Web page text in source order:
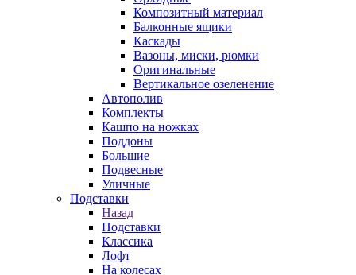
Композитный материал
Балконные ящики
Каскады
Вазоны, миски, рюмки
Оригинальные
Вертикальное озеленение
Автополив
Комплекты
Кашпо на ножках
Поддоны
Большие
Подвесные
Уличные
Подставки
Назад
Подставки
Классика
Лофт
На колесах